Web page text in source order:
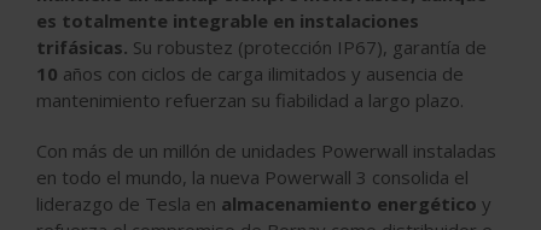
es totalmente integrable en instalaciones
trifásicas. Su robustez (protección IP67), garantía de
10 años con ciclos de carga ilimitados y ausencia de
mantenimiento refuerzan su fiabilidad a largo plazo.
Con más de un millón de unidades Powerwall instaladas
en todo el mundo, la nueva Powerwall 3 consolida el
liderazgo de Tesla en almacenamiento energético y